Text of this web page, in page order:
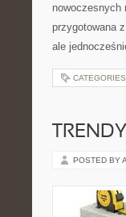
nowoczesnych
przygotowana
ale
POSTED BY